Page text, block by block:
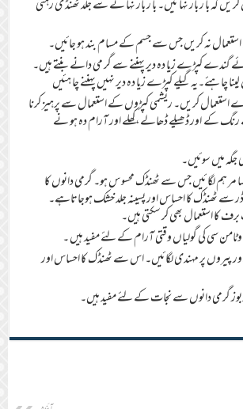
استعمال نہ کریں جس سے جسم کے مسام بند ہو جائیں۔
کپڑے زیا دہ دیر پہننے سے گر می دانے بنتے ہیں۔
چا ہئے۔یہ گیلے کپڑے زیا دہ دیر نہیں پہننے چا ہئیں
استعمال کریں۔ ریشمی کپڑوں کے استعمال سے پرہیز کرنا
کے اور ڈھیلے ڈھالے،کھلے اور آرام دہ ہو نے
جگہ میں سوئیں۔
مر ہم لگا ئیں جس سے ٹھنڈک محسو س ہو۔ گرمی دانوں کا
سے ٹھنڈک کا احساس اور پسینہ جلد خشک ہوجاتاہے۔
کا استعمال بھی کر سکتی ہیں۔
سی کی گولیاں وقتی آرام کے لئے مفید ہیں ۔
پیروں پر مہندی لگائیں۔ اس سے ٹھنڈک کا احساس اور
تربوز گرمی دانوں سے نجات کے لئے مفید ہیں۔